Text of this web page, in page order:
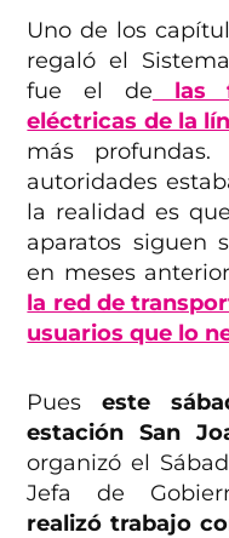
Uno de los
regaló el
fue el de las
eléctricas de la
más
autoridades
la realidad es
aparatos siguen
en meses
la red de
usuarios que lo
Pueseste
estación San
organizó el
Jefa de
realizó trabajo